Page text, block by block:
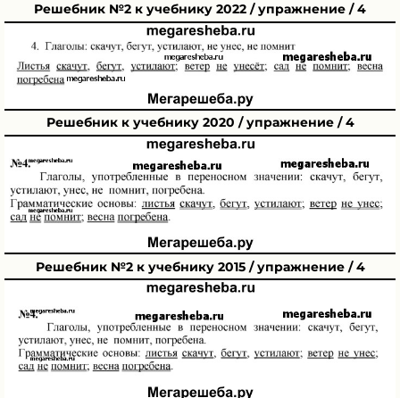
Решебник №2 к учебнику 2022 / упражнение / 4
Решебник к учебнику 2020 / упражнение / 4
Решебник №2 к учебнику 2015 / упражнение / 4